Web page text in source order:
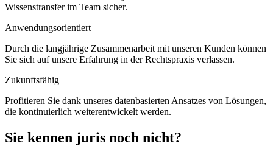
Wissenstransfer im Team sicher.
Anwendungsorientiert
Durch die langjährige Zusammenarbeit mit unseren Kunden können
Sie sich auf unsere Erfahrung in der Rechtspraxis verlassen.
Zukunftsfähig
Profitieren Sie dank unseres datenbasierten Ansatzes von Lösungen,
die kontinuierlich weiterentwickelt werden.
Sie kennen juris noch nicht?